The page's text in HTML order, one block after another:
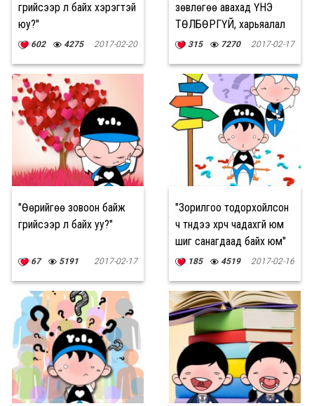
гүрийсээр л байх хэрэгтэй
юу?"
602 4275 2017-02-20
зөвлөгөө авахад ҮНЭ
ТӨЛБӨРГҮЙ, харьяалал
харгалздаггүй"
315 7270 2017-02-17
"Өөрийгөө зовоон байж
гүрийсээр л байх уу?"
67 5191 2017-02-17
"Зорилгоо тодорхойлсон
ч түүндээ хүрч чадахгүй юм
шиг санагдаад байх юм"
185 4519 2017-02-16